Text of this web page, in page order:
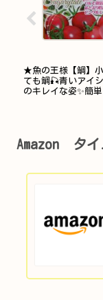
★魚の王様【鯛】
ても鯛🎣青いアイ
のキレイな姿✨簡
Amazon タ